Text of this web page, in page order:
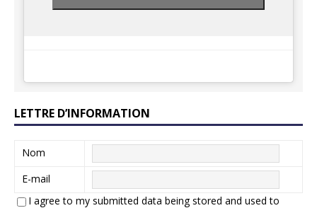
LETTRE D’INFORMATION
Nom
E-mail
I agree to my submitted data being stored and used to